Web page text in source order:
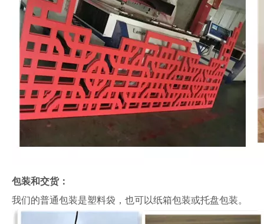
包装和交货：
我们的普通包装是塑料袋，也可以纸箱包装或托盘包装。